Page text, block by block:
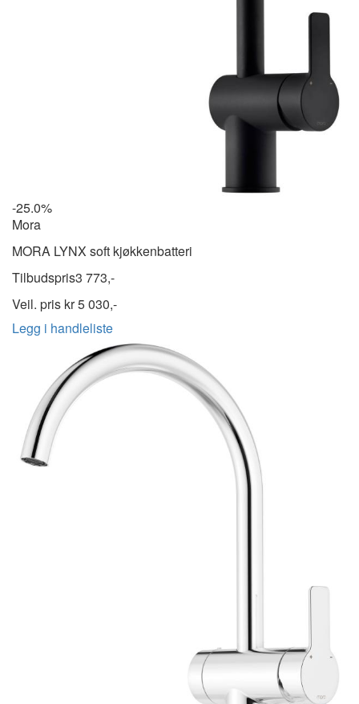
-25.0%
Mora
MORA LYNX soft kjøkkenbatteri
Tilbudspris3 773,-
Veil. pris kr5 030,-
Legg i handleliste